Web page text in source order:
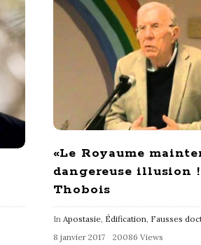
«Le Royaume
dangereuse illusion !
Thobois
In Apostasie, Édification Fausses
8 janvier 2017
20086 Views